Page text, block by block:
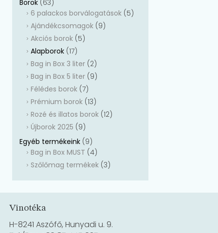
Borok (63)
6 palackos borválogatások (5)
Ajándékcsomagok (9)
Akciós borok (5)
Alapborok (17)
Bag in Box 3 liter (2)
Bag in Box 5 liter (9)
Félédes borok (7)
Prémium borok (13)
Rozé és illatos borok (12)
Újborok 2025 (9)
Egyéb termékeink (9)
Bag in Box MUST (4)
Szőlőmag termékek (3)
Vinotéka
H-8241 Aszófő, Hunyadi u. 9.